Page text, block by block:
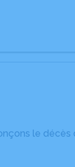
le décès